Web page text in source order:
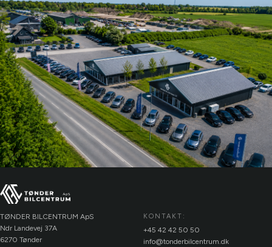
TØNDER BILCENTRUM ApS
Ndr Landevej 37A
6270 Tønder
KONTAKT:
+45 42 42 50 50
info@tonderbilcentrum.dk